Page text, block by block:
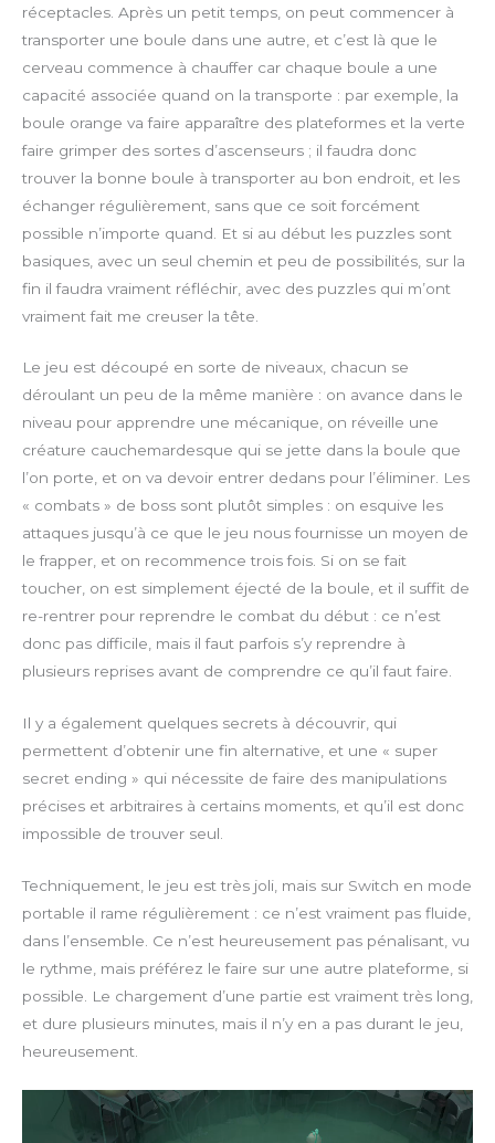
l
s
c
réceptacles. Après un petit temps, on peut commencer à
transporter une boule dans une autre, et c’est là que le
cerveau commence à chauffer car chaque boule a une
capacité associée quand on la transporte : par exemple, la
boule orange va faire apparaître des plateformes et la verte
faire grimper des sortes d’ascenseurs ; il faudra donc
trouver la bonne boule à transporter au bon endroit, et les
échanger régulièrement, sans que ce soit forcément
possible n’importe quand. Et si au début les puzzles sont
basiques, avec un seul chemin et peu de possibilités, sur la
fin il faudra vraiment réfléchir, avec des puzzles qui m’ont
vraiment fait me creuser la tête.
Le jeu est découpé en sorte de niveaux, chacun se
déroulant un peu de la même manière : on avance dans le
niveau pour apprendre une mécanique, on réveille une
créature cauchemardesque qui se jette dans la boule que
l’on porte, et on va devoir entrer dedans pour l’éliminer. Les
« combats » de boss sont plutôt simples : on esquive les
attaques jusqu’à ce que le jeu nous fournisse un moyen de
le frapper, et on recommence trois fois. Si on se fait
toucher, on est simplement éjecté de la boule, et il suffit de
re-rentrer pour reprendre le combat du début : ce n’est
donc pas difficile, mais il faut parfois s’y reprendre à
plusieurs reprises avant de comprendre ce qu’il faut faire.
Il y a également quelques secrets à découvrir, qui
permettent d’obtenir une fin alternative, et une « super
secret ending » qui nécessite de faire des manipulations
précises et arbitraires à certains moments, et qu’il est donc
impossible de trouver seul.
Techniquement, le jeu est très joli, mais sur Switch en mode
portable il rame régulièrement : ce n’est vraiment pas fluide,
dans l’ensemble. Ce n’est heureusement pas pénalisant, vu
le rythme, mais préférez le faire sur une autre plateforme, si
possible. Le chargement d’une partie est vraiment très long,
et dure plusieurs minutes, mais il n’y en a pas durant le jeu,
heureusement.